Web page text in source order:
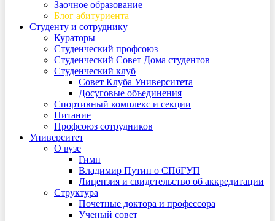
Заочное образование
Блог абитуриента
Студенту и сотруднику
Кураторы
Студенческий профсоюз
Студенческий Совет Дома студентов
Студенческий клуб
Совет Клуба Университета
Досуговые объединения
Спортивный комплекс и секции
Питание
Профсоюз сотрудников
Университет
О вузе
Гимн
Владимир Путин о СПбГУП
Лицензия и свидетельство об аккредитации
Структура
Почетные доктора и профессора
Ученый совет